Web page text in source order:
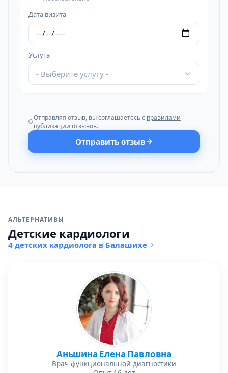
Дата визита
Услуга
- Выберите услугу -
Отправляя отзыв, вы соглашаетесь с правилами
публикации отзывов.
Отправить отзыв
АЛЬТЕРНАТИВЫ
Детские кардиологи
4 детских кардиолога в Балашихе
Аньшина Елена Павловна
Врач функциональной диагностики